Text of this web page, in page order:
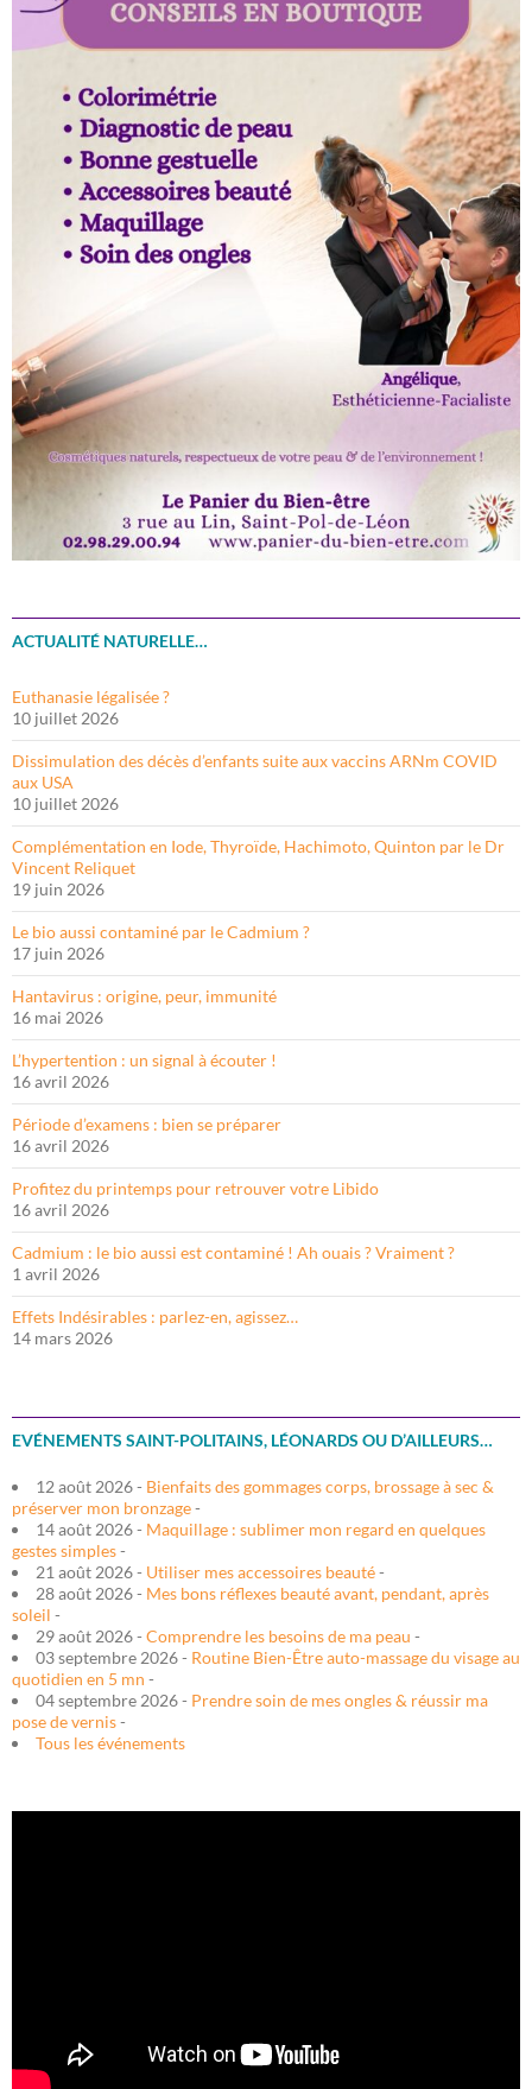
ACTUALITÉ NATURELLE…
Euthanasie légalisée ?
10 juillet 2026
Dissimulation des décès d’enfants suite aux vaccins ARNm COVID
aux USA
10 juillet 2026
Complémentation en Iode, Thyroïde, Hachimoto, Quinton par le Dr
Vincent Reliquet
19 juin 2026
Le bio aussi contaminé par le Cadmium ?
17 juin 2026
Hantavirus : origine, peur, immunité
16 mai 2026
L’hypertention : un signal à écouter !
16 avril 2026
Période d’examens : bien se préparer
16 avril 2026
Profitez du printemps pour retrouver votre Libido
16 avril 2026
Cadmium : le bio aussi est contaminé ! Ah ouais ? Vraiment ?
1 avril 2026
Effets Indésirables : parlez-en, agissez…
14 mars 2026
EVÉNEMENTS SAINT-POLITAINS, LÉONARDS OU D’AILLEURS…
12 août 2026 - Bienfaits des gommages corps, brossage à sec &
préserver mon bronzage-
14 août 2026 - Maquillage : sublimer mon regard en quelques
gestes simples-
21 août 2026 - Utiliser mes accessoires beauté-
28 août 2026 - Mes bons réflexes beauté avant, pendant, après
soleil -
29 août 2026 - Comprendre les besoins de ma peau -
03 septembre 2026 - Routine Bien-Être auto-massage du visage au
quotidien en 5 mn -
04 septembre 2026 - Prendre soin de mes ongles & réussir ma
pose de vernis-
Tous les événements